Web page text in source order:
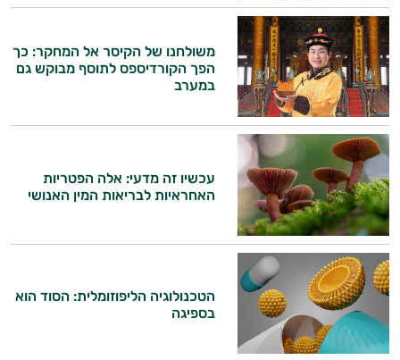
משולחנו של הקיסר אל המחקר: כך
הפך הקורדיספס לתוסף מבוקש גם
במערב
עכשיו זה מדעי: אלה הפטריות
האחראיות לבריאות המין האנושי
הטכנולוגיה הליפוזומלית: הסוד הוא
בספיגה
היי,
אני יועץ הבריאות האישי AI של טבע בריא.
התשובות שלי מבוססות על מאגרי מידע קליניים
וספרות מקצועית בתחומי הרפואה הטבעית
ותזונת הספורט.
אני כאן כדי לעזור לך להתאים את תוספי